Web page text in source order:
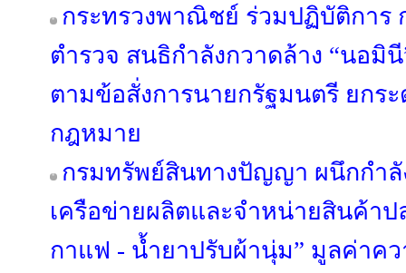
กระทรวงพาณิชย์ ร่วมปฏิบัติการ
ตำรวจ สนธิกำลังกวาดล้าง “นอมิ
ตามข้อสั่งการนายกรัฐมนตรี ยกร
กฎหมาย
กรมทรัพย์สินทางปัญญา ผนึกกำ
เครือข่ายผลิตและจำหน่ายสินค้าป
กาแฟ - น้ำยาปรับผ้านุ่ม” มูลค่าคว